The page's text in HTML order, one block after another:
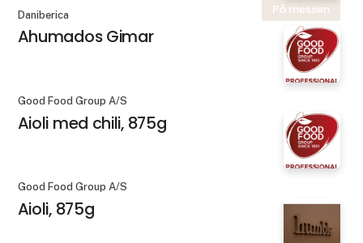
På messen
Daniberica
Ahumados Gimar
Good Food Group A/S
Aioli med chili, 875g
Good Food Group A/S
Aioli, 875g